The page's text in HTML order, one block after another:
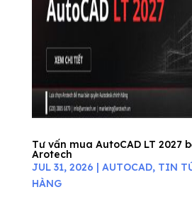
Tư vấn mua AutoCAD LT 2027
Arotech
JUL 31, 2026 | AUTOCAD, TIN
HÀNG